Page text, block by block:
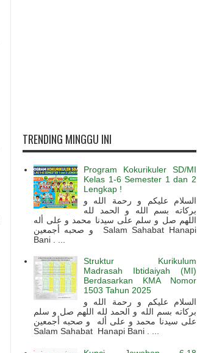
TRENDING MINGGU INI
Program Kokurikuler SD/MI
Kelas 1-6 Semester 1 dan 2
Lengkap !
السلام عليكم و رحمة الله و
بركاته بسم الله و الحمد لله
اللهم صل و سلم على سيدنا محمد و على أله
و صحبه أجمعين Salam Sahabat Hanapi
Bani . ...
Struktur Kurikulum
Madrasah Ibtidaiyah (MI)
Berdasarkan KMA Nomor
1503 Tahun 2025
السلام عليكم و رحمة الله و
بركاته بسم الله و الحمد لله اللهم صل و سلم
على سيدنا محمد و على أله و صحبه أجمعين
Salam Sahabat Hanapi Bani . ...